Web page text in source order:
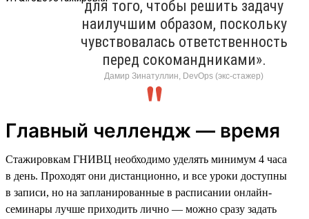
для того, чтобы решить задачу
наилучшим образом, поскольку
чувствовалась ответственность
перед сокомандниками».
Дамир Зинатуллин, DevOps (экс-стажер)
Главный челлендж — время
Стажировкам ГНИВЦ необходимо уделять минимум 4 часа
в день. Проходят они дистанционно, и все уроки доступны
в записи, но на запланированные в расписании онлайн-
семинары лучше приходить лично — можно сразу задать